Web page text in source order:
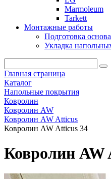
Marmoleum
Tarkett
Монтажные работы
Подготовка
Укладка
Главная страница
Каталог
Напольные покрытия
Ковролин
Ковролин AW
Ковролин AW Atticus
Ковролин AW Atticus 34
Ковролин AW